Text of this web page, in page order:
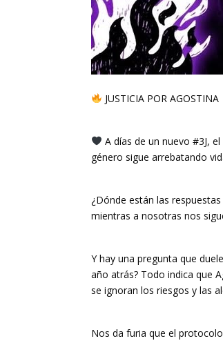
JUSTICIA POR AGOSTINA
A días de un nuevo #3J,
género sigue arrebatando
¿Dónde están las
mientras a nosotras nos
Y hay una pregunta que
año atrás? Todo indica que
se ignoran los riesgos y las
Nos da furia que el